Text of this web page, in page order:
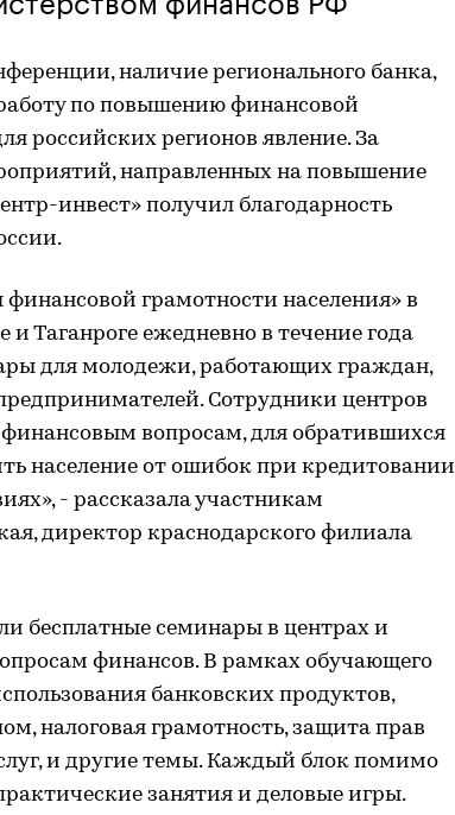
наличие регионального банка,
по повышению финансовой
российских регионов явление. За
направленных на повышение
инвест» получил благодарность
грамотности населения» в
и Таганроге ежедневно в течение года
для молодежи, работающих граждан,
Сотрудники центров
вопросам, для обратившихся
население от ошибок при кредитовании
- рассказала участникам
директор краснодарского филиала
бесплатные семинары в центрах и
финансов. В рамках обучающего
банковских продуктов,
налоговая грамотность, защита прав
и другие темы. Каждый блок помимо
занятия и деловые игры.